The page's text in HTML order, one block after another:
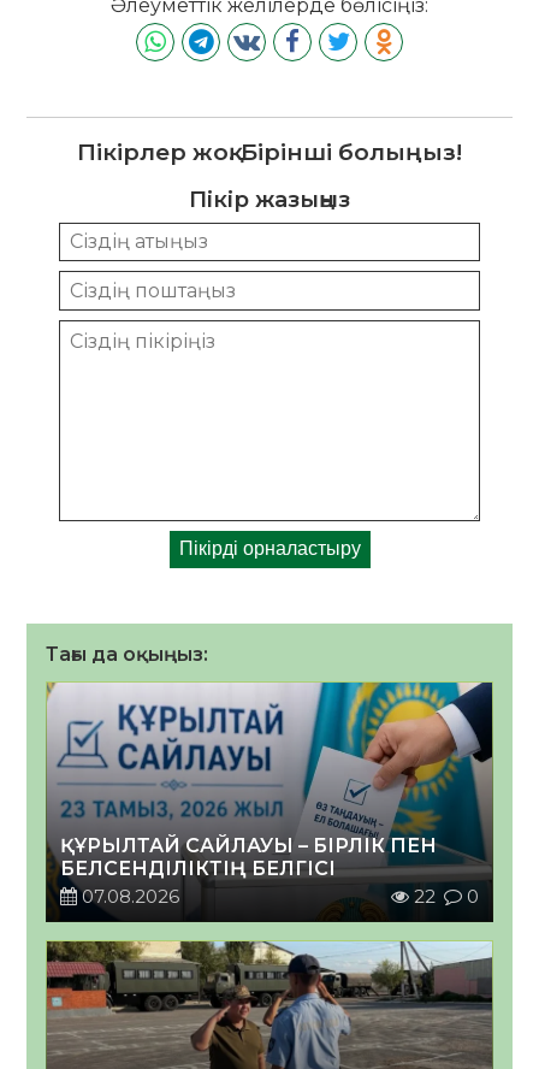
Әлеуметтік желілерде бөлісіңіз:
Пікірлер жоқ. Бірінші болыңыз!
Пікір жазыңыз
Тағы да оқыңыз:
ҚҰРЫЛТАЙ САЙЛАУЫ – БІРЛІК ПЕН
БЕЛСЕНДІЛІКТІҢ БЕЛГІСІ
07.08.2026
22 0